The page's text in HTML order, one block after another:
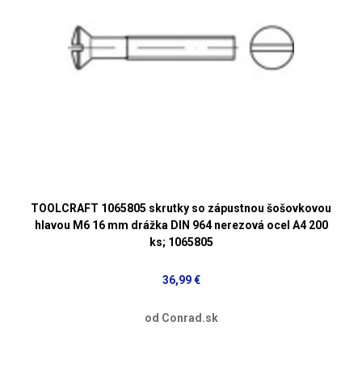
TOOLCRAFT 1065805 skrutky so zápustnou šošovkovou
hlavou M6 16 mm drážka DIN 964 nerezová ocel A4 200
ks; 1065805
36,99 €
od Conrad.sk